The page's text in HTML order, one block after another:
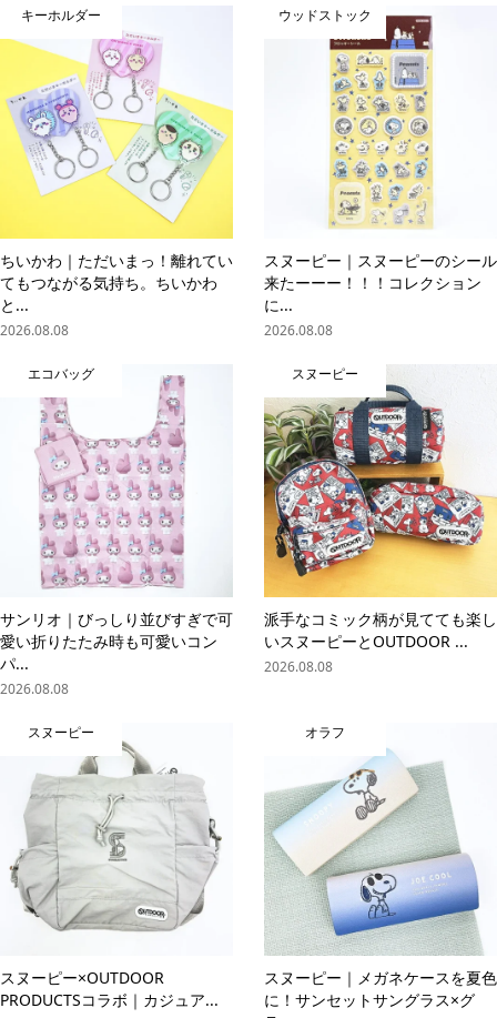
キーホルダー
ちいかわ｜ただいまっ！離れてい
てもつながる気持ち。ちいかわ
と...
2026.08.08
ウッドストック
スヌーピー｜スヌーピーのシール
来たーーー！！！コレクション
に...
2026.08.08
エコバッグ
サンリオ｜びっしり並びすぎで可
愛い折りたたみ時も可愛いコン
パ...
2026.08.08
スヌーピー
派手なコミック柄が見てても楽し
いスヌーピーとOUTDOOR ...
2026.08.08
スヌーピー
スヌーピー×OUTDOOR
PRODUCTSコラボ｜カジュア...
オラフ
スヌーピー｜メガネケースを夏色
に！サンセットサングラス×グ